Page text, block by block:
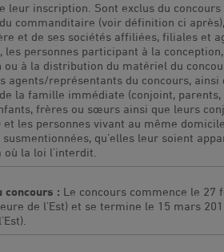
leur inscription. Sont exclus du concours
commanditaire (voir définition ci
et de ses sociétés affiliées, filiales et
les personnes participant à la
ou à la distribution du matériel du
agents/représentants du concours, ainsi
la famille immédiate (conjoint, parents,
frères ou sœurs ainsi que leurs
et les personnes vivant au même
susmentionnées, qu’elles leur soient
où la loi l’interdit.
concours : Le concours commence le 27
de l’Est) et se termine le 15 mars